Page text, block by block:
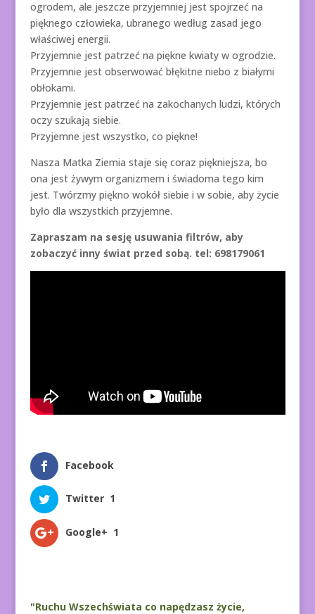
ogrodem, ale jeszcze przyjemniej jest spojrzeć na
pięknego człowieka, ubranego według zasad jego
właściwej energii.
Przyjemnie jest patrzeć na piękne kwiaty w ogrodzie.
Przyjemnie jest obserwować błękitne niebo z białymi
obłokami.
Przyjemnie jest patrzeć na zakochanych ludzi, których
oczy szukają siebie.
Przyjemne jest wszystko, co piękne!
Nasza Matka Ziemia staje się coraz piękniejsza, bo
ona jest żywym organizmem i świadoma tego kim
jest. Twórzmy piękno wokół siebie i w sobie, aby życie
było dla wszystkich przyjemne.
Zapraszam na sesję usuwania filtrów, aby
zobaczyć inny świat przed sobą. tel: 698179061
Facebook
Twitter 1
Google+ 1
"Ruchu Wszechświata co napędzasz życie,